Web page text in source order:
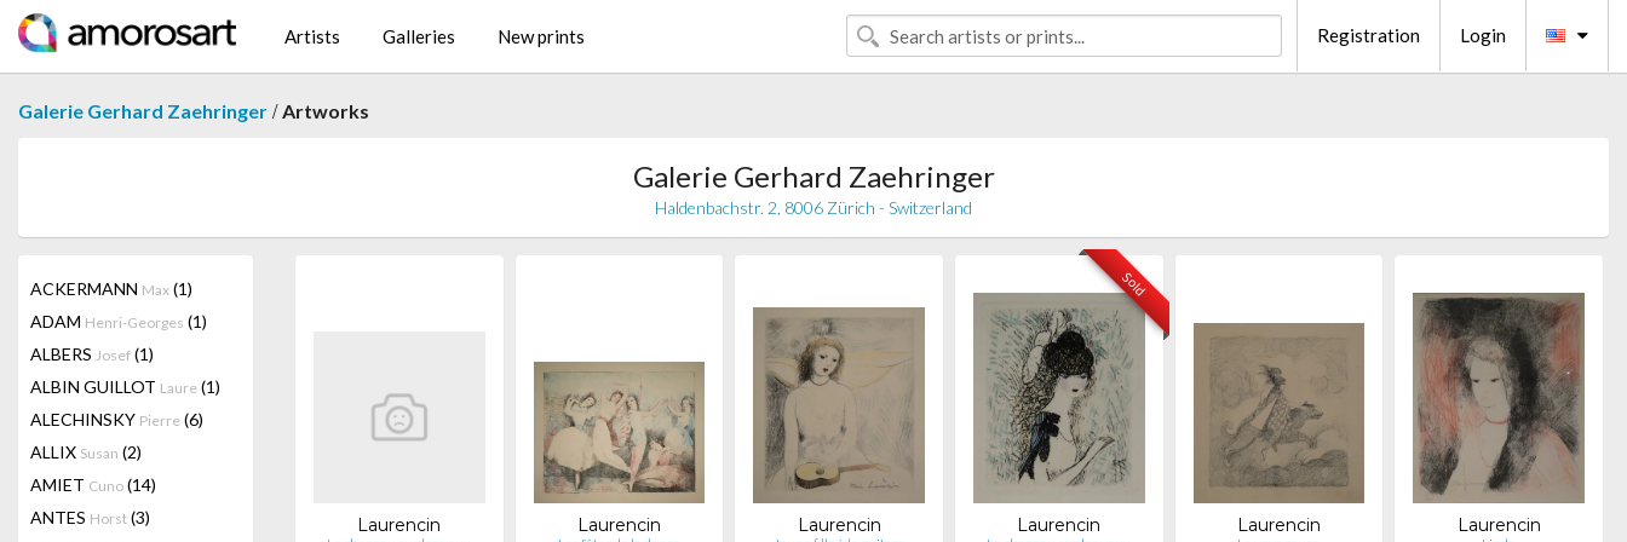
Artists Galleries New prints Registration Login
Galerie Gerhard Zaehringer /Artworks
Galerie Gerhard Zaehringer
Haldenbachstr. 2, 8006 Zürich - Switzerland
ACKERMANN Max (1)
ADAM Henri-Georges (1)
ALBERS Josef (1)
ALBIN GUILLOT Laure (1)
ALECHINSKY Pierre (6)
ALLIX Susan (2)
AMIET Cuno (14)
ANTES Horst (3)
Laurencin Laurencin Laurencin
Sold
Laurencin Laurencin Laurencin